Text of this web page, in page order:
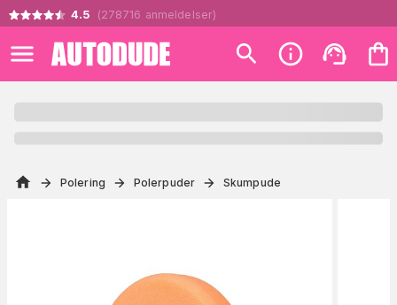
4.5 (278716 anmeldelser)
Polering Polerpuder Skumpude